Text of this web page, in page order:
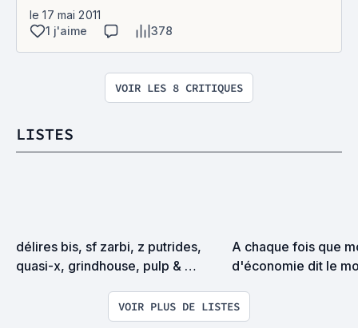
le 17 mai 2011
1 j'aime
378
VOIR LES 8 CRITIQUES
LISTES
délires bis, sf zarbi, z putrides,
quasi-x, grindhouse, pulp &
A chaque fois que
d'économie dit le
VOIR PLUS DE LISTES